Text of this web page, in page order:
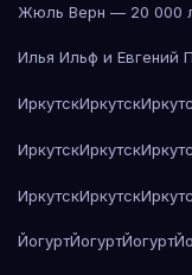
Жюль Верн — 20 000
Илья Ильф и Евгений
ИркутскИркутск
ИркутскИркутск
ИркутскИркутск
ЙогуртЙогуртЙогурт